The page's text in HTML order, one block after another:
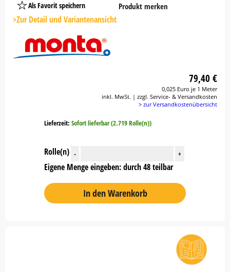
Als Favorit speichern
Platzhalter
Button
Produkt merken
>Zur Detail und Variantenansicht
79,40 €
0,025 Euro je 1 Meter
inkl. MwSt. | zzgl. Service- & Versandkosten
> zur Versandkostenübersicht
Lieferzeit: Sofort lieferbar (2.719 Rolle(n))
Rolle(n) - +
Eigene Menge eingeben: durch 48 teilbar
In den Warenkorb